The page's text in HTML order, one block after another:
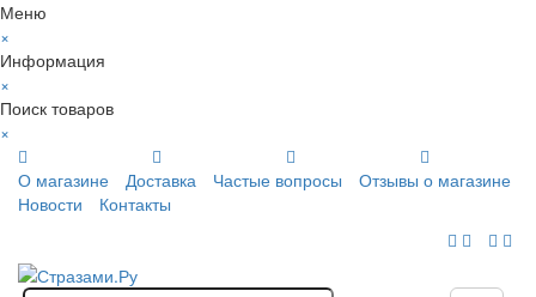
Меню
×
Информация
×
Поиск товаров
×
О магазине
Доставка Частые вопросы
Отзывы о магазине
Новости
Контакты